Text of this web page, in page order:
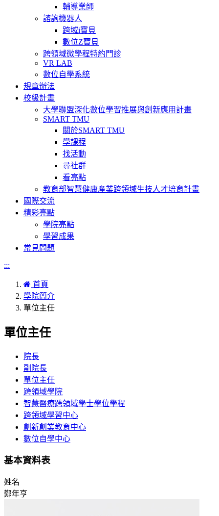
輔導業師
諮詢機器人
跨域i寶貝
數位Z寶貝
跨領域微學程特約門診
VR LAB
數位自學系統
規章辦法
校級計畫
大學聯盟深化數位學習推展與創新應用計畫
SMART TMU
關於SMART TMU
學課程
找活動
尋社群
看亮點
教育部智慧健康產業跨領域生技人才培育計畫
國際交流
精彩亮點
學院亮點
學習成果
常見問題
:::
首頁
學院簡介
單位主任
單位主任
院長
副院長
單位主任
跨領域學院
智慧醫療跨領域學士學位學程
跨領域學習中心
創新創業教育中心
數位自學中心
基本資料表
姓名
鄭年亨